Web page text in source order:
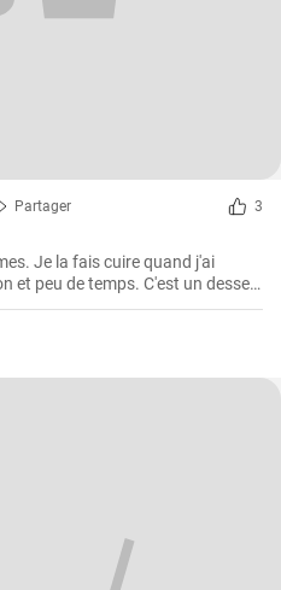
Partager 3
Je la fais cuire quand j'ai
et peu de temps. C'est un dessert